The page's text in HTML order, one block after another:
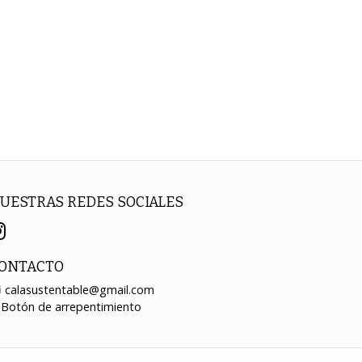
REDES SOCIALES
calasustentable@gmail.com
Botón de arrepentimiento